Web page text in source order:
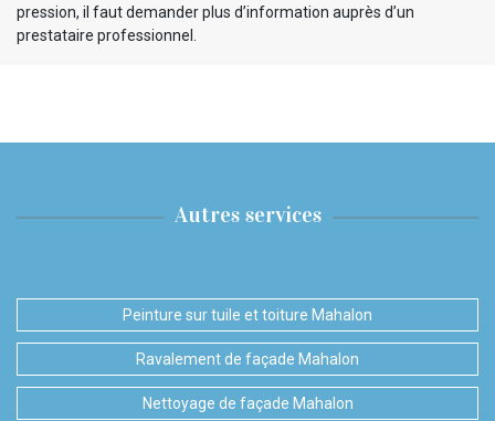
pression, il faut demander plus d’information auprès d’un
prestataire professionnel.
Autres services
Peinture sur tuile et toiture Mahalon
Ravalement de façade Mahalon
Nettoyage de façade Mahalon